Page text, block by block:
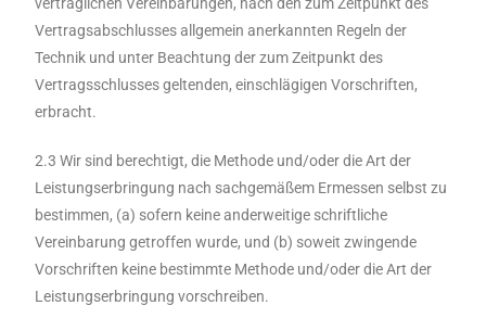
Vertragsabschlusses allgemein anerkannten Regeln der
Technik und unter Beachtung der zum Zeitpunkt des
Vertragsschlusses geltenden, einschlägigen Vorschriften,
erbracht.
2.3 Wir sind berechtigt, die Methode und/oder die Art der
Leistungserbringung nach sachgemäßem Ermessen selbst zu
bestimmen, (a) sofern keine anderweitige schriftliche
Vereinbarung getroffen wurde, und (b) soweit zwingende
Vorschriften keine bestimmte Methode und/oder die Art der
Leistungserbringung vorschreiben.